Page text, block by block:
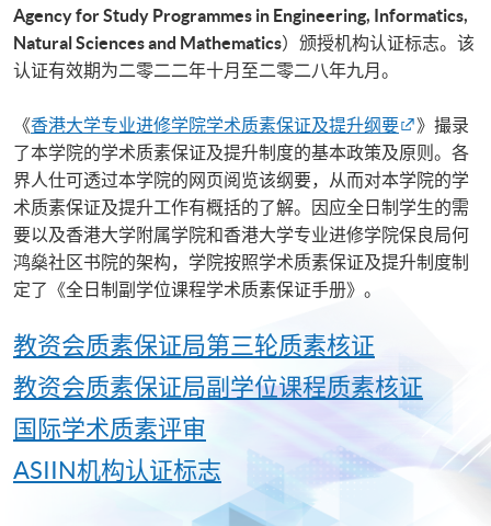
Agency for Study Programmes in Engineering, Informatics,
Natural Sciences and Mathematics）颁授机构认证标志。该
认证有效期为二零二二年十月至二零二八年九月。
《香港大学专业进修学院学术质素保证及提升纲要
》撮录
了本学院的学术质素保证及提升制度的基本政策及原则。各
界人仕可透过本学院的网页阅览该纲要，从而对本学院的学
术质素保证及提升工作有概括的了解。因应全日制学生的需
要以及香港大学附属学院和香港大学专业进修学院保良局何
鸿燊社区书院的架构，学院按照学术质素保证及提升制度制
定了《全日制副学位课程学术质素保证手册》。
教资会质素保证局第三轮质素核证
教资会质素保证局副学位课程质素核证
国际学术质素评审
ASIIN机构认证标志